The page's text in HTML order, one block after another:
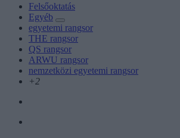
Felsőoktatás
Egyéb
egyetemi rangsor
THE rangsor
QS rangsor
ARWU rangsor
nemzetközi egyetemi rangsor
+2